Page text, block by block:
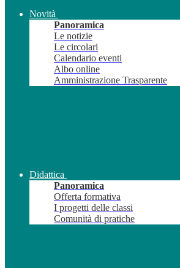
Novità
Panoramica
Le notizie
Le circolari
Calendario eventi
Albo online
Amministrazione Trasparente
Didattica
Panoramica
Offerta formativa
I progetti delle classi
Comunità di pratiche